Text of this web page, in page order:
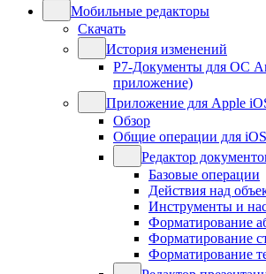
Мобильные редакторы
Скачать
История изменений
Р7-Документы для ОС
приложение)
Приложение для Apple
Обзор
Общие операции для iOS
Редактор
Базовые операции
Действия над
Инструменты и
Форматирование
Форматирование
Форматирование